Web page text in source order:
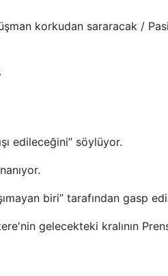
korkudan sararacak /
edileceğini” söylüyor.
biri” tarafından gasp
gelecekteki kralının